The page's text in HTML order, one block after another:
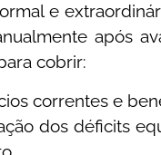
e
após
cobrir:
correntes e
dos déficits